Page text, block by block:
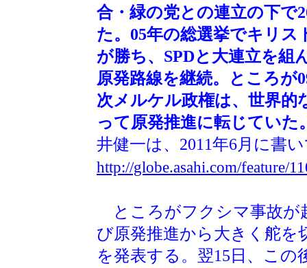
合・緑の党との連立の下で
た。05年の総選挙でキリス
が勝ち、SPDと大連立を組
原発路線を継続。ところが
次メルケル政権は、世界的
って原発推進に転じていた
井健一は、2011年6月に書
http://globe.asahi.com/feature/
ところがフクシマ事故が
び原発推進から大きく舵を
を発表する。翌15日、こ